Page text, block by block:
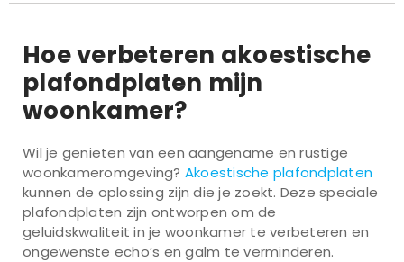
Hoe verbeteren akoestische
plafondplaten mijn
woonkamer?
Wil je genieten van een aangename en rustige
woonkameromgeving? Akoestische plafondplaten
kunnen de oplossing zijn die je zoekt. Deze speciale
plafondplaten zijn ontworpen om de
geluidskwaliteit in je woonkamer te verbeteren en
ongewenste echo’s en galm te verminderen.